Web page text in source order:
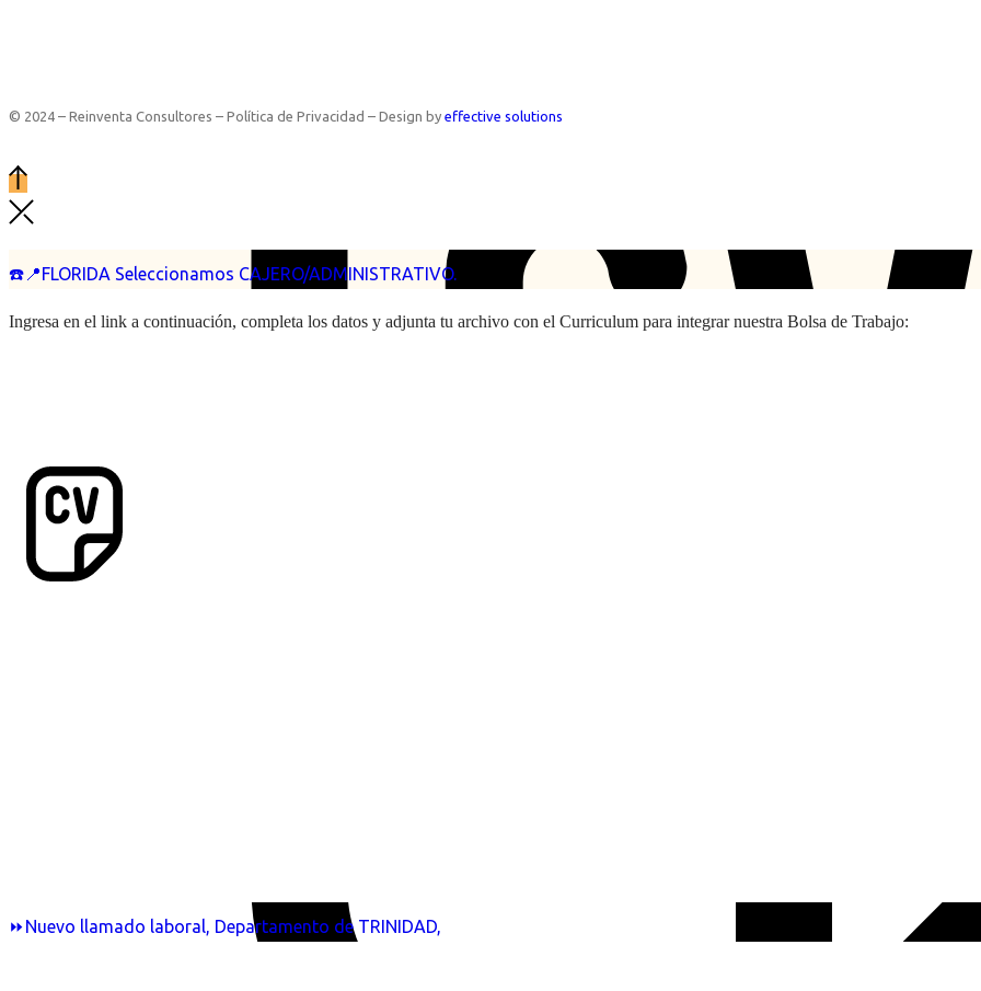
☎️📍FLORIDA Seleccionamos CAJERO/ADMINISTRATIVO.
⏩Nuevo llamado laboral, Departamento de TRINIDAD,
© 2024 – Reinventa Consultores – Política de Privacidad – Design by effective solutions
Ingresa en el link a continuación, completa los datos y adjunta tu archivo con el Curriculum para integrar nuestra Bolsa de Trabajo: